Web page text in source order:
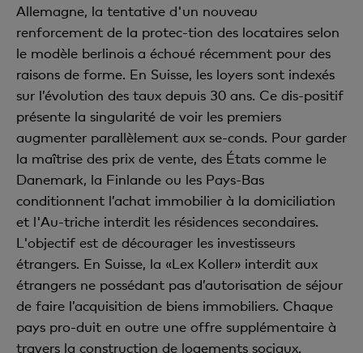
Allemagne, la tentative d'un nouveau
renforcement de la protec-tion des locataires selon
le modèle berlinois a échoué récemment pour des
raisons de forme. En Suisse, les loyers sont indexés
sur l’évolution des taux depuis 30 ans. Ce dis-positif
présente la singularité de voir les premiers
augmenter parallèlement aux se-conds. Pour garder
la maîtrise des prix de vente, des États comme le
Danemark, la Finlande ou les Pays-Bas
conditionnent l’achat immobilier à la domiciliation
et l'Au-triche interdit les résidences secondaires.
L'objectif est de décourager les investisseurs
étrangers. En Suisse, la «Lex Koller» interdit aux
étrangers ne possédant pas d’autorisation de séjour
de faire l’acquisition de biens immobiliers. Chaque
pays pro-duit en outre une offre supplémentaire à
travers la construction de logements sociaux.